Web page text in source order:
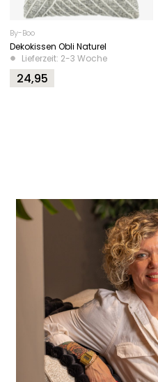
By-Boo
Dekokissen Obli Naturel
Lieferzeit: 2-3 Woche
24,95